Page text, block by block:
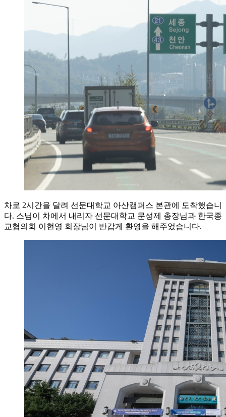
차로 2시간을 달려 선문대학교 아산캠퍼스 본관에 도착했습니
다. 스님이 차에서 내리자 선문대학교 문성제 총장님과 한국종
교협의회 이현영 회장님이 반갑게 환영을 해주었습니다.